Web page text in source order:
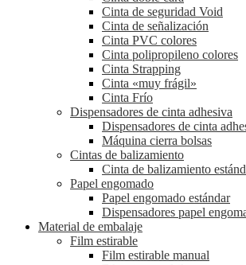
Cinta de seguridad Void
Cinta de señalización
Cinta PVC colores
Cinta polipropileno colores
Cinta Strapping
Cinta «muy frágil»
Cinta Frío
Dispensadores de cinta adhesiva
Dispensadores de cinta
Máquina cierra bolsas
Cintas de balizamiento
Cinta de balizamiento
Papel engomado
Papel engomado estándar
Dispensadores papel
Material de embalaje
Film estirable
Film estirable manual